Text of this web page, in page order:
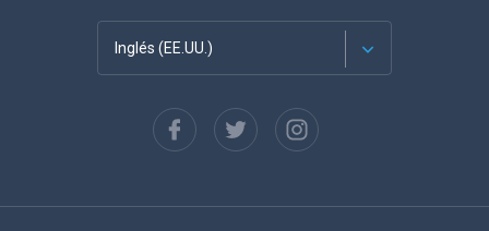
Inglés (EE.UU.)
English
Deutsch